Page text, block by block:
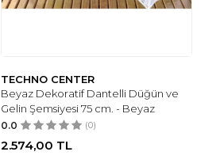
TECHNO CENTER
Beyaz Dekoratif Dantelli Düğün ve
Gelin Şemsiyesi 75 cm. - Beyaz
0.0 (0)
2.574,00 TL